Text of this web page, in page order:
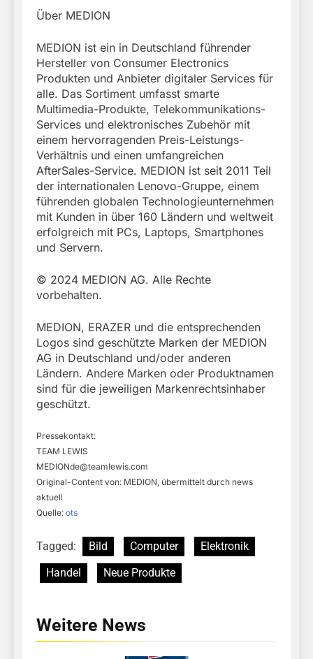
Über MEDION
MEDION ist ein in Deutschland führender
Hersteller von Consumer Electronics
Produkten und Anbieter digitaler Services für
alle. Das Sortiment umfasst smarte
Multimedia-Produkte, Telekommunikations-
Services und elektronisches Zubehör mit
einem hervorragenden Preis-Leistungs-
Verhältnis und einen umfangreichen
AfterSales-Service. MEDION ist seit 2011 Teil
der internationalen Lenovo-Gruppe, einem
führenden globalen Technologieunternehmen
mit Kunden in über 160 Ländern und weltweit
erfolgreich mit PCs, Laptops, Smartphones
und Servern.
© 2024 MEDION AG. Alle Rechte
vorbehalten.
MEDION, ERAZER und die entsprechenden
Logos sind geschützte Marken der MEDION
AG in Deutschland und/oder anderen
Ländern. Andere Marken oder Produktnamen
sind für die jeweiligen Markenrechtsinhaber
geschützt.
Pressekontakt:
TEAM LEWIS
MEDIONde@teamlewis.com
Original-Content von: MEDION, übermittelt durch news
aktuell
Quelle: ots
Tagged: Bild Computer
Elektronik
Handel
Neue Produkte
Weitere News